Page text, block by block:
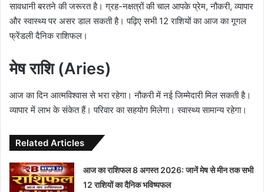
सावधानी बरतने की जरूरत है। ग्रह-नक्षत्रों की चाल आपके प्रेम, नौकरी, व्यापार
और स्वास्थ्य पर असर डाल सकती है। पढ़िए सभी 12 राशियों का आज का गूगल
फ्रेंडली दैनिक राशिफल।
मेष राशि (Aries)
आज का दिन आत्मविश्वास से भरा रहेगा। नौकरी में नई जिम्मेदारी मिल सकती है।
व्यापार में लाभ के संकेत हैं। परिवार का सहयोग मिलेगा। स्वास्थ्य सामान्य रहेगा।
Related Articles
आज का राशिफल 8 अगस्त 2026: जानें मेष से मीन तक सभी
12 राशियों का दैनिक भविष्यफल